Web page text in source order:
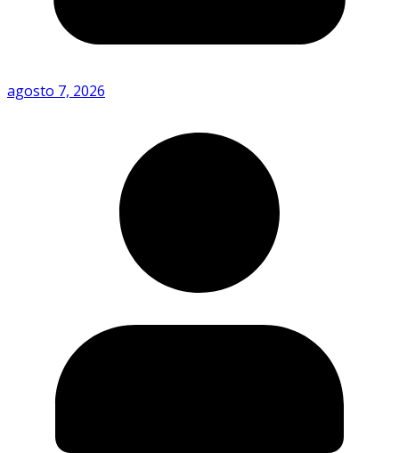
agosto 7, 2026